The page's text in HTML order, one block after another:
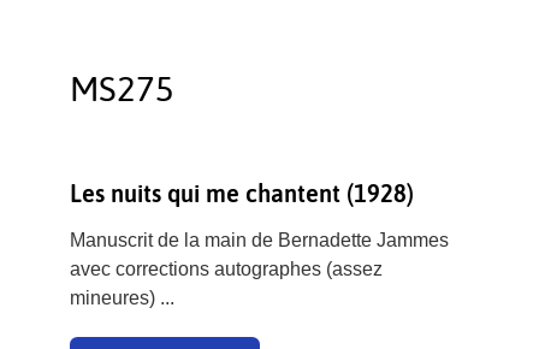
MS275
Les nuits qui me chantent (1928)
Manuscrit de la main de Bernadette Jammes
avec corrections autographes (assez
mineures) ...